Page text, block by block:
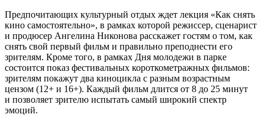
Предпочитающих культурный отдых ждет лекция «Как снять
кино самостоятельно», в рамках которой режиссер, сценарист
и продюсер Ангелина Никонова расскажет гостям о том, как
снять свой первый фильм и правильно преподнести его
зрителям. Кроме того, в рамках Дня молодежи в парке
состоится показ фестивальных короткометражных фильмов:
зрителям покажут два киноцикла с разным возрастным
цензом (12+ и 16+). Каждый фильм длится от 8 до 25 минут
и позволяет зрителю испытать самый широкий спектр
эмоций.